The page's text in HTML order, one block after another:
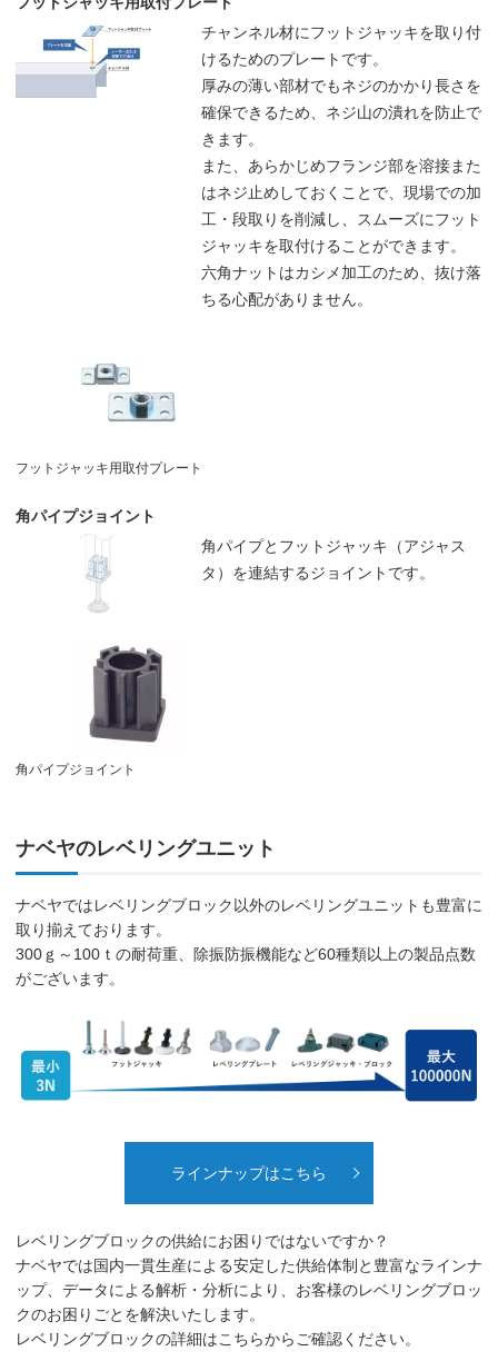
チャンネル材にフットジャッキを取り付
けるためのプレートです。
厚みの薄い部材でもネジのかかり長さを
確保できるため、ネジ山の潰れを防止で
きます。
また、あらかじめフランジ部を溶接また
はネジ止めしておくことで、現場での加
工・段取りを削減し、スムーズにフット
ジャッキを取付けることができます。
六角ナットはカシメ加工のため、抜け落
ちる心配がありません。
フットジャッキ用取付プレート
角パイプジョイント
角パイプとフットジャッキ（アジャス
タ）を連結するジョイントです。
角パイプジョイント
ナベヤのレベリングユニット
ナベヤではレベリングブロック以外のレベリングユニットも豊富に
取り揃えております。
300ｇ～100ｔの耐荷重、除振防振機能など60種類以上の製品点数
がございます。
ラインナップはこちら
レベリングブロックの供給にお困りではないですか？
ナベヤでは国内一貫生産による安定した供給体制と豊富なラインナ
ップ、データによる解析・分析により、お客様のレベリングブロッ
クのお困りごとを解決いたします。
レベリングブロックの詳細はこちらからご確認ください。